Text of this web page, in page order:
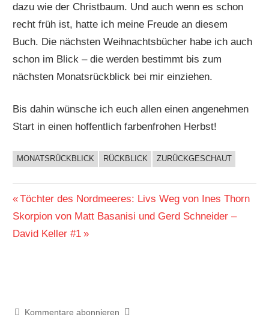
dazu wie der Christbaum. Und auch wenn es schon
recht früh ist, hatte ich meine Freude an diesem
Buch. Die nächsten Weihnachtsbücher habe ich auch
schon im Blick – die werden bestimmt bis zum
nächsten Monatsrückblick bei mir einziehen.
Bis dahin wünsche ich euch allen einen angenehmen
Start in einen hoffentlich farbenfrohen Herbst!
BUCHIGES
MONATSRÜCKBLICK RÜCKBLICK ZURÜCKGESCHAUT
Beitragsnavigation
Vorheriger
Beitrag:
Töchter des Nordmeeres: Livs Weg von Ines Thorn
Nächster
Beitrag:
Skorpion von Matt Basanisi und Gerd Schneider –
David Keller #1
Kommentare abonnieren